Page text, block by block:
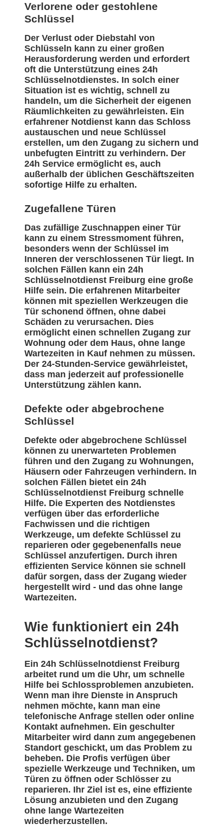
Verlorene oder gestohlene
Schlüssel
Der Verlust oder Diebstahl von
Schlüsseln kann zu einer großen
Herausforderung werden und erfordert
oft die Unterstützung eines 24h
Schlüsselnotdienstes. In solch einer
Situation ist es wichtig, schnell zu
handeln, um die Sicherheit der eigenen
Räumlichkeiten zu gewährleisten. Ein
erfahrener Notdienst kann das Schloss
austauschen und neue Schlüssel
erstellen, um den Zugang zu sichern und
unbefugten Eintritt zu verhindern. Der
24h Service ermöglicht es, auch
außerhalb der üblichen Geschäftszeiten
sofortige Hilfe zu erhalten.
Zugefallene Türen
Das zufällige Zuschnappen einer Tür
kann zu einem Stressmoment führen,
besonders wenn der Schlüssel im
Inneren der verschlossenen Tür liegt. In
solchen Fällen kann ein 24h
Schlüsselnotdienst Freiburg eine große
Hilfe sein. Die erfahrenen Mitarbeiter
können mit speziellen Werkzeugen die
Tür schonend öffnen, ohne dabei
Schäden zu verursachen. Dies
ermöglicht einen schnellen Zugang zur
Wohnung oder dem Haus, ohne lange
Wartezeiten in Kauf nehmen zu müssen.
Der 24-Stunden-Service gewährleistet,
dass man jederzeit auf professionelle
Unterstützung zählen kann.
Defekte oder abgebrochene
Schlüssel
Defekte oder abgebrochene Schlüssel
können zu unerwarteten Problemen
führen und den Zugang zu Wohnungen,
Häusern oder Fahrzeugen verhindern. In
solchen Fällen bietet ein 24h
Schlüsselnotdienst Freiburg schnelle
Hilfe. Die Experten des Notdienstes
verfügen über das erforderliche
Fachwissen und die richtigen
Werkzeuge, um defekte Schlüssel zu
reparieren oder gegebenenfalls neue
Schlüssel anzufertigen. Durch ihren
effizienten Service können sie schnell
dafür sorgen, dass der Zugang wieder
hergestellt wird - und das ohne lange
Wartezeiten.
Wie funktioniert ein 24h
Schlüsselnotdienst?
Ein 24h Schlüsselnotdienst Freiburg
arbeitet rund um die Uhr, um schnelle
Hilfe bei Schlossproblemen anzubieten.
Wenn man ihre Dienste in Anspruch
nehmen möchte, kann man eine
telefonische Anfrage stellen oder online
Kontakt aufnehmen. Ein geschulter
Mitarbeiter wird dann zum angegebenen
Standort geschickt, um das Problem zu
beheben. Die Profis verfügen über
spezielle Werkzeuge und Techniken, um
Türen zu öffnen oder Schlösser zu
reparieren. Ihr Ziel ist es, eine effiziente
Lösung anzubieten und den Zugang
ohne lange Wartezeiten
wiederherzustellen.